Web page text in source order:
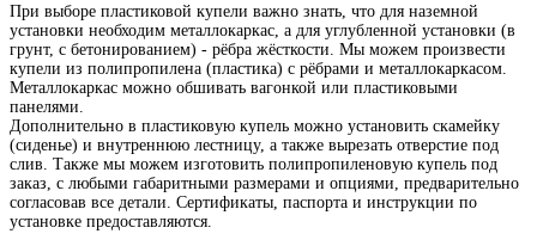
При выборе пластиковой купели важно знать, что для наземной
установки необходим металлокаркас, а для углубленной установки (в
грунт, с бетонированием) - рёбра жёсткости. Мы можем произвести
купели из полипропилена (пластика) с рёбрами и металлокаркасом.
Металлокаркас можно обшивать вагонкой или пластиковыми
панелями.
Дополнительно в пластиковую купель можно установить скамейку
(сиденье) и внутреннюю лестницу, а также вырезать отверстие под
слив. Также мы можем изготовить полипропиленовую купель под
заказ, с любыми габаритными размерами и опциями, предварительно
согласовав все детали. Сертификаты, паспорта и инструкции по
установке предоставляются.